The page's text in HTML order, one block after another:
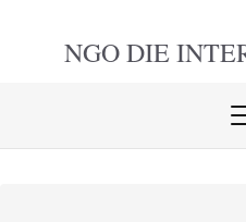
NGO DIE